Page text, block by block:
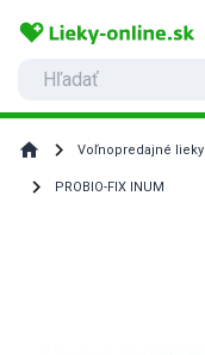
home Voľnopredajné lieky
PROBIO-FIX INUM